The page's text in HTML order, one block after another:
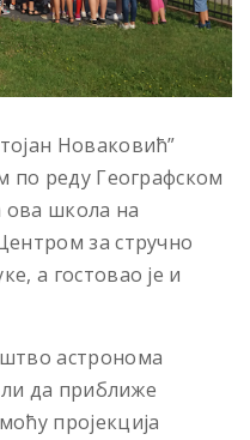
Новаковић”
по реду Географском
ова школа на
за стручно
а гостовао је и
астронома
да приближе
пројекција